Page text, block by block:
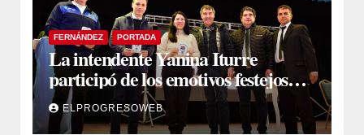
FERNÁNDEZ PORTADA
La intendente Yanina Iturre
participó de los emotivos festejos
por el Aniversario del Taekwon-Do
en Fernández
ELPROGRESOWEB